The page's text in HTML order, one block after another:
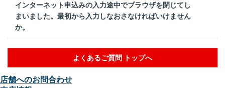
インターネット申込みの入力途中でブラウザを閉じてし
まいました。最初から入力しなおさなければいけません
か。
よくあるご質問 トップへ
店舗へのお問合わせ